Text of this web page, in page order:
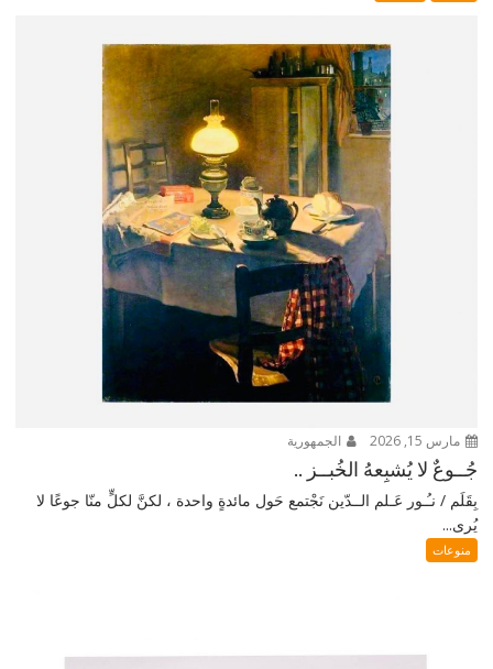
مارس 15, 2026 الجمهورية
جُــوعٌ لا يُشبِعهُ الخُبــز ..
بِقَلَم / نـُـور عَـلم الــدّين نَجْتمع حَول مائدةٍ واحدة ، لكنَّ لكلٍّ منّا جوعًا لا
يُرى...
منوعات